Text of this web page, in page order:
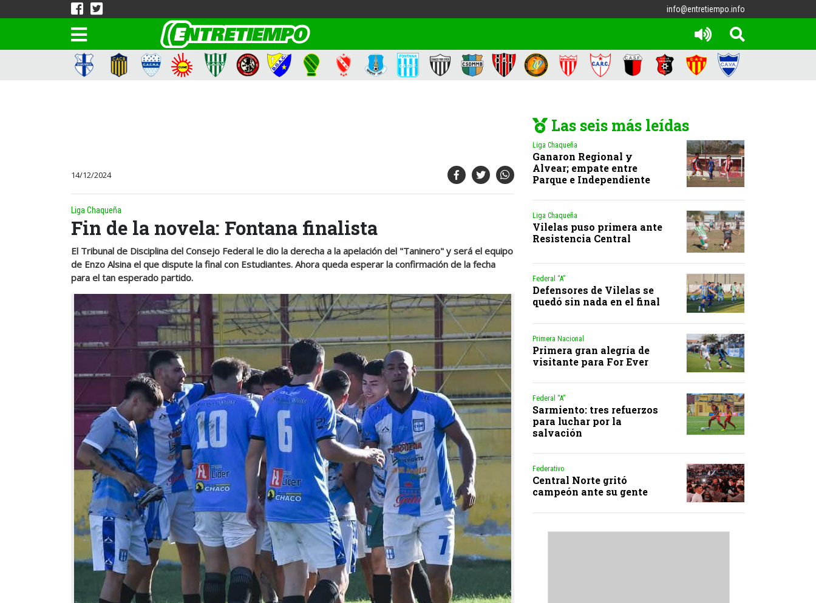
info@entretiempo.info
14/12/2024
Liga Chaqueña
Fin de la novela: Fontana finalista
El Tribunal de Disciplina del Consejo Federal le dio la derecha a la apelación del "Taninero" y será el equipo
de Enzo Alsina el que dispute la final con Estudiantes. Ahora queda esperar la confirmación de la fecha
para el tan esperado partido.
Las seis más leídas
Liga Chaqueña
Ganaron Regional y
Alvear; empate entre
Parque e Independiente
Liga Chaqueña
Vilelas puso primera ante
Resistencia Central
Federal “A”
Defensores de Vilelas se
quedó sin nada en el final
Primera Nacional
Primera gran alegría de
visitante para For Ever
Federal “A”
Sarmiento: tres refuerzos
para luchar por la
salvación
Federativo
Central Norte gritó
campeón ante su gente